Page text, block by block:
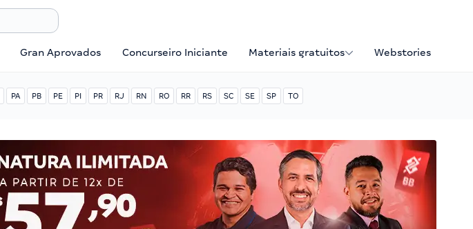
Gran Aprovados Concurseiro Iniciante Materiais gratuitos Webstories
PA PB PE PI PR RJ RN RO RR RS SC SE SP TO